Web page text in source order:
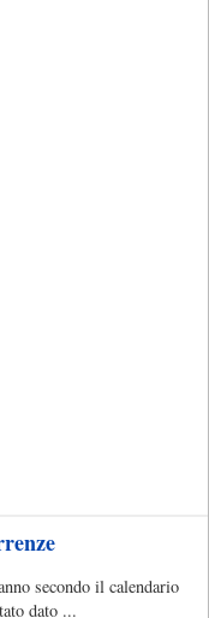
secondo il calendario
dato ...